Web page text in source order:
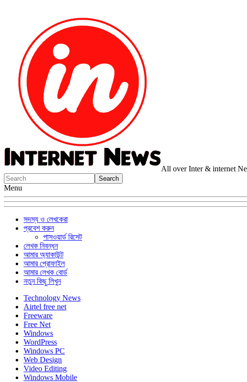
All over Inter & internet
Menu
সদস্য ও লেখকেরা
প্রবেশ করুন
পাসওয়ার্ড রিসেট
লেখক নিবন্ধন
আমার অ্যাকাউন্ট
আমার প্রোফাইল
আমার লেখক বোর্ড
নতুন কিছু লিখুন
Technology News
Airtel free net
Freeware
Free Net
Windows
WordPress
Windows PC
Web Design
Video Editing
Windows Mobile